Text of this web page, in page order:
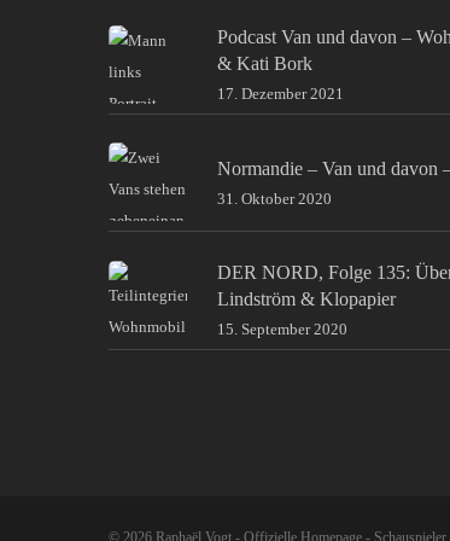
Podcast Van und davon –
& Kati Bork
17. Dezember 2021
Normandie – Van und davon
31. Oktober 2020
DER NORD, Folge 135:
Lindström & Klopapier
15. September 2020
© 2026 Raphaël Vogt - Offizielle Homepage - Schauspieler